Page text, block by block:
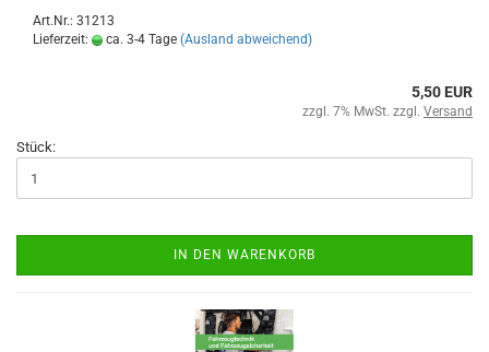
Art.Nr.: 31213
Lieferzeit:
ca. 3-4 Tage (Ausland abweichend)
5,50 EUR
zzgl. 7% MwSt. zzgl. Versand
Stück:
IN DEN WARENKORB